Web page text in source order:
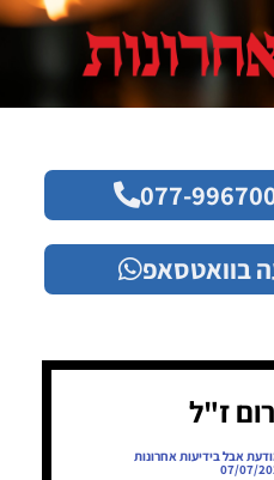
בוואטסאפ
ז"ל
אבל בידיעות אחרונות
07/07/